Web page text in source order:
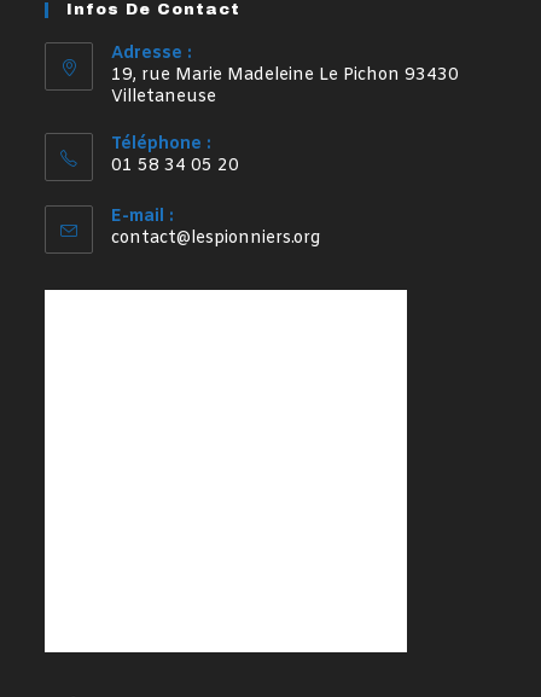
Infos De Contact
Adresse :
19, rue Marie Madeleine Le Pichon 93430
Villetaneuse
Téléphone :
01 58 34 05 20
E-mail :
contact@lespionniers.orgS’ouvre